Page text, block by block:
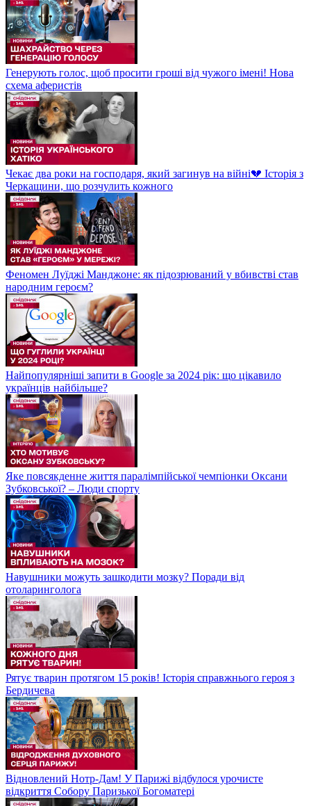
Генерують голос, щоб просити гроші від чужого імені! Нова
схема аферистів
Чекає два роки на господаря, який загинув на війні💔 Історія з
Черкащини, що розчулить кожного
Феномен Луїджі Манджоне: як підозрюваний у вбивстві став
народним героєм?
Найпопулярніші запити в Google за 2024 рік: що цікавило
українців найбільше?
Яке повсякденне життя паралімпійської чемпіонки Оксани
Зубковської? – Люди спорту
Навушники можуть зашкодити мозку? Поради від
отоларинголога
Рятує тварин протягом 15 років! Історія справжнього героя з
Бердичева
Відновлений Нотр-Дам! У Парижі відбулося урочисте
відкриття Собору Паризької Богоматері